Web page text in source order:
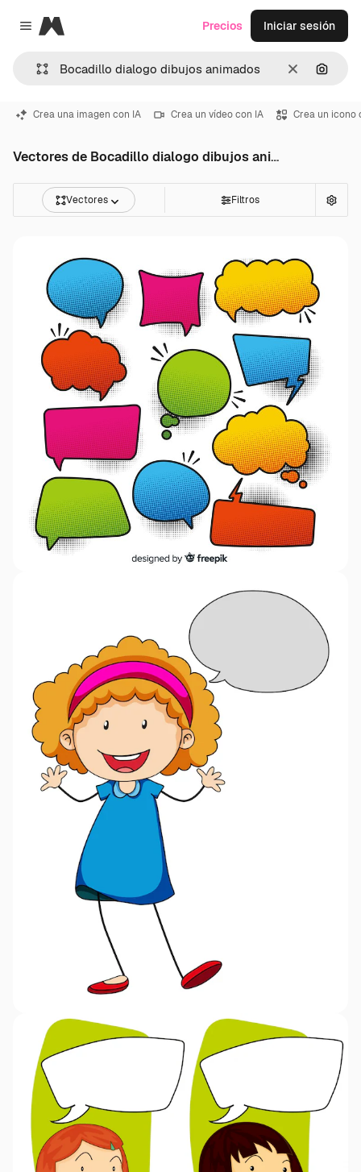
Close menu
Magnific
Borrar
Precios Iniciar sesión
Crea una imagen con IA Crea un vídeo con IA Crea un icono
Vectores de Bocadillo dialogo dibujos animados
Vectores Filtros